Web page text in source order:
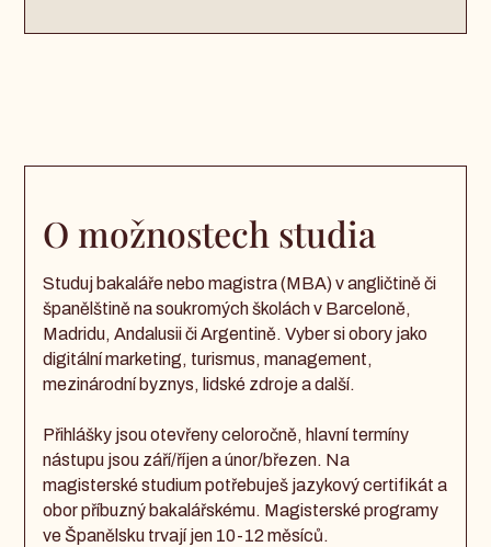
O možnostech studia
Studuj bakaláře nebo magistra (MBA) v angličtině či
španělštině na soukromých školách v Barceloně,
Madridu, Andalusii či Argentině. Vyber si obory jako
digitální marketing, turismus, management,
mezinárodní byznys, lidské zdroje a další.
Přihlášky jsou otevřeny celoročně, hlavní termíny
nástupu jsou září/říjen a únor/březen. Na
magisterské studium potřebuješ jazykový certifikát a
obor příbuzný bakalářskému. Magisterské programy
ve Španělsku trvají jen 10-12 měsíců.